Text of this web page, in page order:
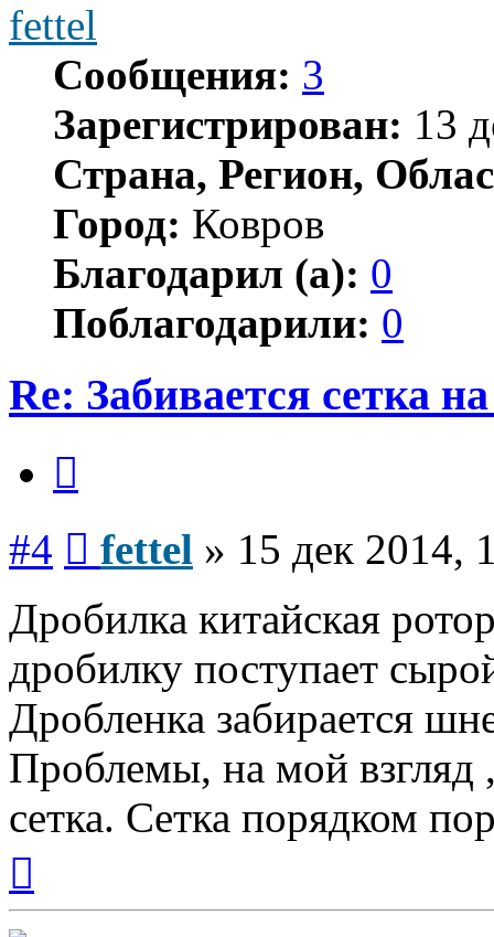
fettel
Сообщения: 3
Зарегистрирован: 13
Страна, Регион,
Город: Ковров
Благодарил (а): 0
Поблагодарили: 0
Re: Забивается сетка
#4 fettel » 15 дек 2014,
Дробилка китайская
дробилку поступает
Дробленка забирается
Проблемы, на мой взгляд
сетка. Сетка порядком
началу